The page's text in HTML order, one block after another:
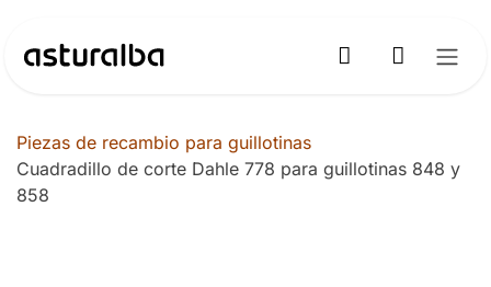
Piezas de recambio para guillotinas
Cuadradillo de corte Dahle 778 para guillotinas 848 y
858